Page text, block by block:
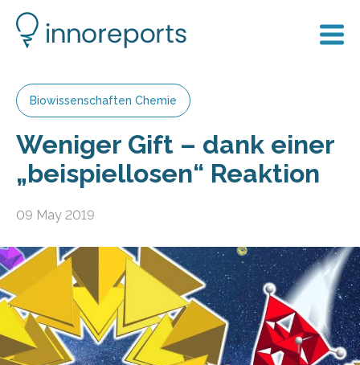
Biowissenschaften Chemie
Weniger Gift – dank einer
„beispiellosen“ Reaktion
09 May 2019